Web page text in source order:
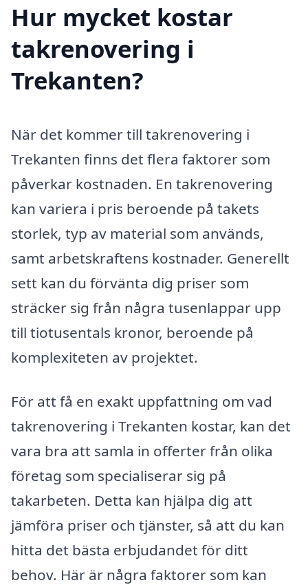
Hur mycket kostar
takrenovering i
Trekanten?
När det kommer till takrenovering i
Trekanten finns det flera faktorer som
påverkar kostnaden. En takrenovering
kan variera i pris beroende på takets
storlek, typ av material som används,
samt arbetskraftens kostnader. Generellt
sett kan du förvänta dig priser som
sträcker sig från några tusenlappar upp
till tiotusentals kronor, beroende på
komplexiteten av projektet.
För att få en exakt uppfattning om vad
takrenovering i Trekanten kostar, kan det
vara bra att samla in offerter från olika
företag som specialiserar sig på
takarbeten. Detta kan hjälpa dig att
jämföra priser och tjänster, så att du kan
hitta det bästa erbjudandet för ditt
behov. Här är några faktorer som kan